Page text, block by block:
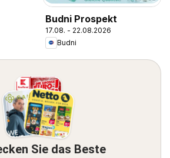
Budni Prospekt
17.08. - 22.08.2026
Budni
Sie das Beste